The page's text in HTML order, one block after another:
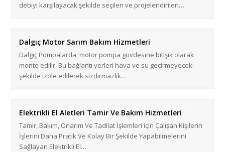
debiyi karşılayacak şekilde seçilen ve projelendirilen…
Dalgıç Motor Sarım Bakım Hizmetleri
Dalgıç Pompalarda, motor pompa gövdesine bitişik olarak
monte edilir. Bu bağlantı yerleri hava ve su geçirmeyecek
şekilde izole edilerek sızdırmazlık…
Elektrikli El Aletleri Tamir Ve Bakım Hizmetleri
Tamir, Bakım, Onarım Ve Tadilat İşlemleri için Çalışan Kişilerin
İşlerini Daha Pratik Ve Kolay Bir Şekilde Yapabilmelerini
Sağlayan Elektrikli El…